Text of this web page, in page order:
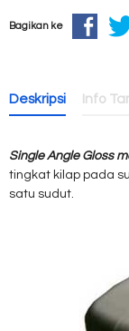
Bagikan ke
Deskripsi Info
Single Angle Gloss
tingkat kilap pada
satu sudut.